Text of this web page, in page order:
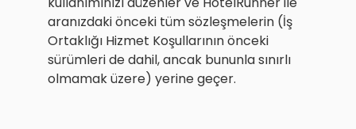
aranızdaki önceki tüm sözleşmelerin (İş
Ortaklığı Hizmet Koşullarının önceki
sürümleri de dahil, ancak bununla sınırlı
olmamak üzere) yerine geçer.